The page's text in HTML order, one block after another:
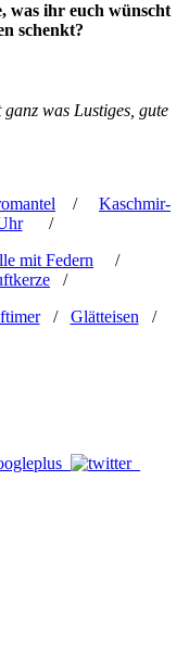
was ihr euch wünscht
schenkt?
ganz was Lustiges, gute
/ Kaschmir-
/
mit Federn /
/
/ Glätteisen /